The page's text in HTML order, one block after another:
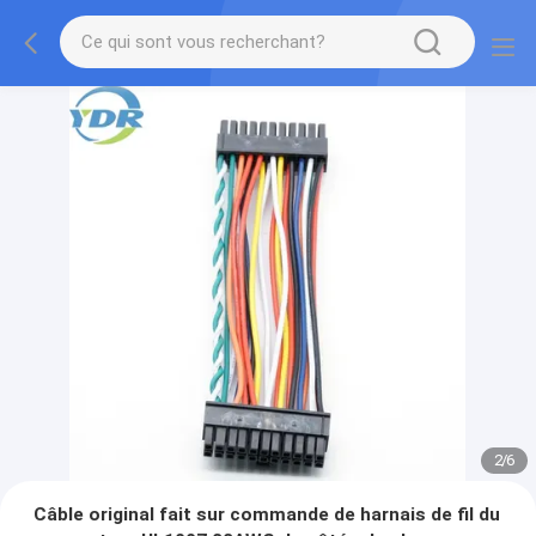
2/6
Câble original fait sur commande de harnais de fil du